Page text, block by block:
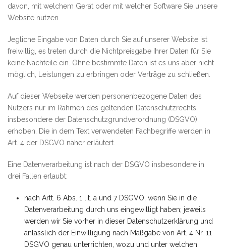
davon, mit welchem Gerät oder mit welcher Software Sie unsere
Website nutzen.
Jegliche Eingabe von Daten durch Sie auf unserer Website ist
freiwillig, es treten durch die Nichtpreisgabe Ihrer Daten für Sie
keine Nachteile ein. Ohne bestimmte Daten ist es uns aber nicht
möglich, Leistungen zu erbringen oder Verträge zu schließen.
Auf dieser Webseite werden personenbezogene Daten des
Nutzers nur im Rahmen des geltenden Datenschutzrechts,
insbesondere der Datenschutzgrundverordnung (DSGVO),
erhoben. Die in dem Text verwendeten Fachbegriffe werden in
Art. 4 der DSGVO näher erläutert.
Eine Datenverarbeitung ist nach der DSGVO insbesondere in
drei Fällen erlaubt:
nach Artt. 6 Abs. 1 lit. a und 7 DSGVO, wenn Sie in die
Datenverarbeitung durch uns eingewilligt haben; jeweils
werden wir Sie vorher in dieser Datenschutzerklärung und
anlässlich der Einwilligung nach Maßgabe von Art. 4 Nr. 11
DSGVO genau unterrichten, wozu und unter welchen